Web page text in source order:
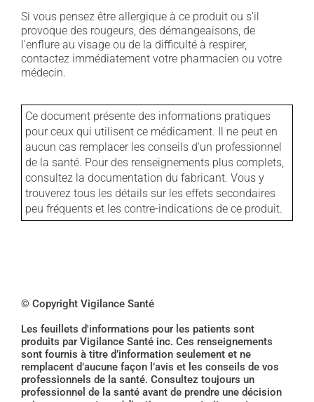
Si vous pensez être allergique à ce produit ou s'il
provoque des rougeurs, des démangeaisons, de
l'enflure au visage ou de la difficulté à respirer,
contactez immédiatement votre pharmacien ou votre
médecin.
Ce document présente des informations pratiques
pour ceux qui utilisent ce médicament. Il ne peut en
aucun cas remplacer les conseils d'un professionnel
de la santé. Pour des renseignements plus complets,
consultez la documentation du fabricant. Vous y
trouverez tous les détails sur les effets secondaires
peu fréquents et les contre-indications de ce produit.
© Copyright Vigilance Santé
Les feuillets d'informations pour les patients sont
produits par Vigilance Santé inc. Ces renseignements
sont fournis à titre d’information seulement et ne
remplacent d’aucune façon l’avis et les conseils de vos
professionnels de la santé. Consultez toujours un
professionnel de la santé avant de prendre une décision